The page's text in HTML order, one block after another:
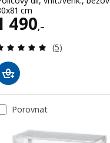
cm
490,–
1490,–
Recenze: 5 z
(5)
Porovnat